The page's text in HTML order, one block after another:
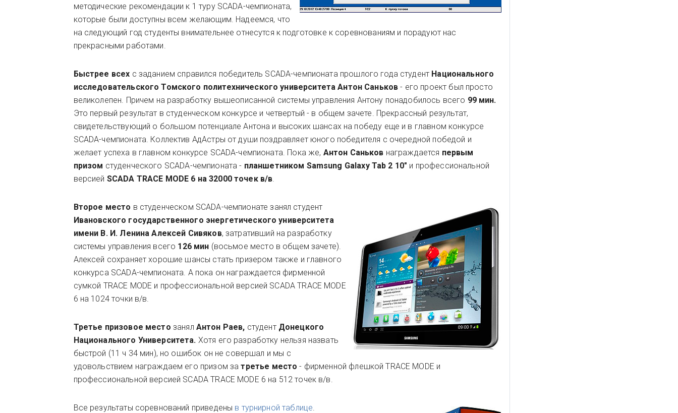
методические рекомендации к 1 туру SCADA-чемпионата,
которые были доступны всем желающим. Надеемся, что
на следующий год студенты внимательнее отнесутся к подготовке к соревнованиям и порадуют нас
прекрасными работами.
Быстрее всех с заданием справился победитель SCADA-чемпионата прошлого года студент Национального
исследовательского Томского политехнического университета Антон Саньков - его проект был просто
великолепен. Причем на разработку вышеописанной системы управления Антону понадобилось всего 99 мин.
Это первый результат в студенческом конкурсе и четвертый - в общем зачете. Прекрассный результат,
свидетельствующий о большом потенциале Антона и высоких шансах на победу еще и в главном конкурсе
SCADA-чемпионата. Коллектив АдАстры от души поздравляет юного победителя с очередной победой и
желает успеха в главном конкурсе SCADA-чемпионата. Пока же, Антон Саньков награждается первым
призом студенческого SCADA-чемпионата - планшетником Samsung Galaxy Tab 2 10" и профессиональной
версией SCADA TRACE MODE 6 на 32000 точек в/в
Второе место в студенческом SCADA-чемпионате занял студент
Ивановского государственного энергетического университета
имени В. И. Ленина Алексей Сивяков, затративший на разработку
системы управления всего 126 мин (восьмое место в общем зачете).
Алексей сохраняет хорошие шансы стать призером также и главного
конкурса SCADA-чемпионата. А пока он награждается фирменной
сумкой TRACE MODE и профессиональной версией SCADA TRACE MODE
6 на 1024 точки в/в.
Третье призовое место занял Антон Раев, студент Донецкого
Национального Университета. Хотя его разработку нельзя назвать
быстрой (11 ч 34 мин), но ошибок он не совершал и мы с
удовольствием награждаем его призом затретье место- фирменной флешкой TRACE MODE и
профессиональной версией SCADA TRACE MODE 6 на 512 точек в/в.
Все результаты соревнований приведены в турнирной таблице